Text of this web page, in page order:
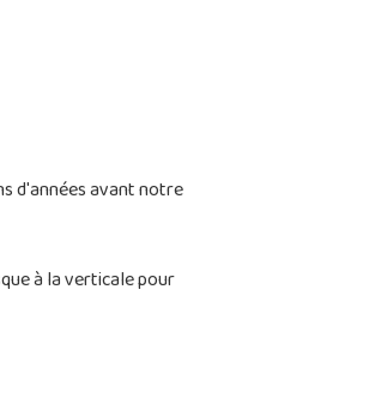
d'années avant notre
à la verticale pour